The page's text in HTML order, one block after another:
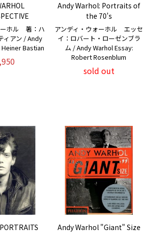
ーホル 著：ハ
ィアン / Andy
Bastian
Andy Warhol: Portraits of
the 70's
アンディ・ウォーホル エッセ
イ：ロバート・ローゼンブラ
ム / Andy Warhol Essay:
Robert Rosenblum
sold out
Andy Warhol "Giant" Size